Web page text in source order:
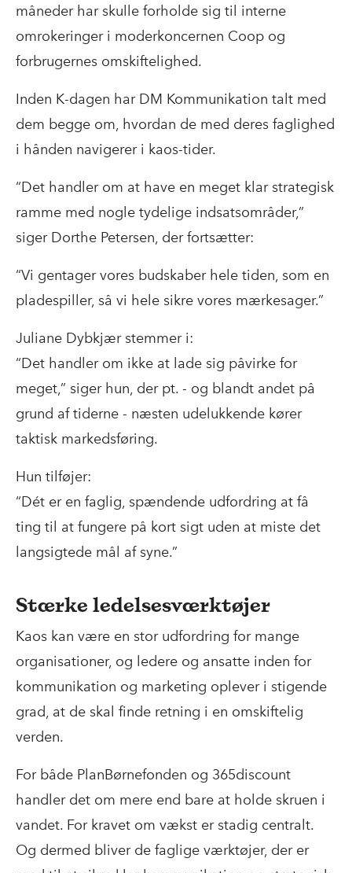
måneder har skulle forholde sig til interne
omrokeringer i moderkoncernen Coop og
forbrugernes omskiftelighed.
Inden K-dagen har DM Kommunikation talt med
dem begge om, hvordan de med deres faglighed
i hånden navigerer i kaos-tider.
“Det handler om at have en meget klar strategisk
ramme med nogle tydelige indsatsområder,”
siger Dorthe Petersen, der fortsætter:
“Vi gentager vores budskaber hele tiden, som en
pladespiller, så vi hele sikre vores mærkesager.”
Juliane Dybkjær stemmer i:
“Det handler om ikke at lade sig påvirke for
meget,” siger hun, der pt. - og blandt andet på
grund af tiderne - næsten udelukkende kører
taktisk markedsføring.
Hun tilføjer:
“Dét er en faglig, spændende udfordring at få
ting til at fungere på kort sigt uden at miste det
langsigtede mål af syne.”
Stærke ledelsesværktøjer
Kaos kan være en stor udfordring for mange
organisationer, og ledere og ansatte inden for
kommunikation og marketing oplever i stigende
grad, at de skal finde retning i en omskiftelig
verden.
For både PlanBørnefonden og 365discount
handler det om mere end bare at holde skruen i
vandet. For kravet om vækst er stadig centralt.
Og dermed bliver de faglige værktøjer, der er